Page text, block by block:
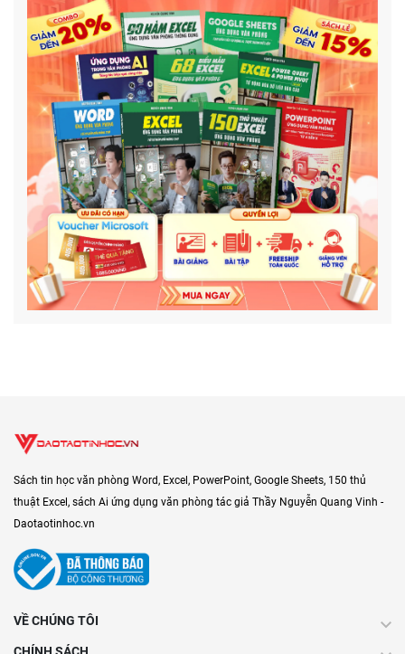
Sách tin học văn phòng Word, Excel, PowerPoint, Google Sheets, 150 thủ
thuật Excel, sách Ai ứng dụng văn phòng tác giả Thầy Nguyễn Quang Vinh -
Daotaotinhoc.vn
VỀ CHÚNG TÔI
CHÍNH SÁCH